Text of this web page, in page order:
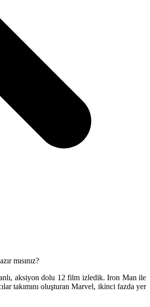
mısınız?
aksiyon dolu 12 film izledik.Iron Man ile
takımını oluşturan Marvel, ikinci fazda yer